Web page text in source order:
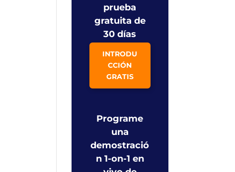
prueba
gratuita de
30 días
INTRODU
CCIÓN
GRATIS
Programe
una
demostració
n 1-on-1 en